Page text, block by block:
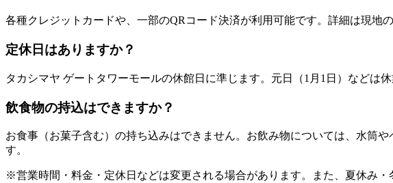
各種クレジットカードや、一部のQRコード決済が利用可能です。詳細は現
定休日はありますか？
タカシマヤ ゲートタワーモールの休館日に準じます。元日（1月1日）などは休
飲食物の持込はできますか？
お食事（お菓子含む）の持ち込みはできません。お飲み物については、水筒
す。
※営業時間・料金・定休日などは変更される場合があります。また、夏休み